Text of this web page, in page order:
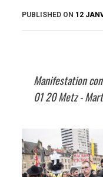
PUBLISHED ON 12
Manifestation
01 20 Metz -